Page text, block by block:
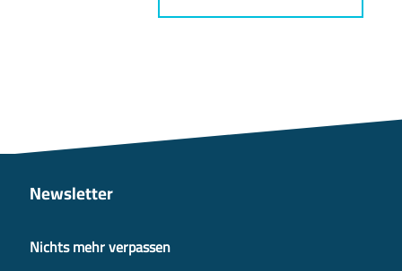
Newsletter
Nichts mehr verpassen